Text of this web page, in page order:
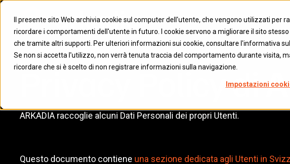
Il presente sito Web archivia cookie sul computer dell'utente, che vengono utilizzati per
ricordare i comportamenti dell'utente in futuro. I cookie servono a migliorare il sito
che tramite altri supporti. Per ulteriori informazioni sui cookie, consultare l'informativa
Se non si accetta l'utilizzo, non verrà tenuta traccia del comportamento durante visita,
ricordare che si è scelto di non registrare informazioni sulla navigazione.
Impostazioni
Privacy Policy di
ARKADIA raccoglie alcuni Dati Personali dei propri Utenti.
Questo documento contiene una sezione dedicata agli Utenti in